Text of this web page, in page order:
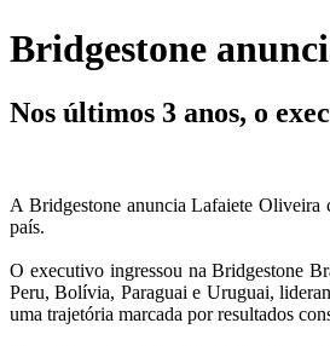
Bridgestone
Nos últimos 3 anos, o
A Bridgestone anuncia Lafaiete Oliveira
país.
O executivo ingressou na Bridgestone
Peru, Bolívia, Paraguai e Uruguai,
uma trajetória marcada por resultados